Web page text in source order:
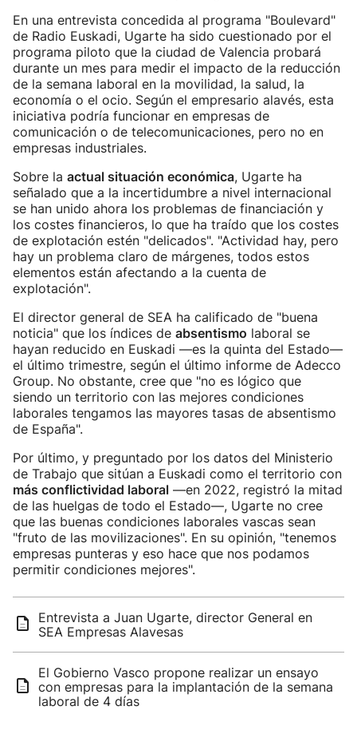
En una entrevista concedida al programa "Boulevard"
de Radio Euskadi, Ugarte ha sido cuestionado por el
programa piloto que la ciudad de Valencia probará
durante un mes para medir el impacto de la reducción
de la semana laboral en la movilidad, la salud, la
economía o el ocio. Según el empresario alavés, esta
iniciativa podría funcionar en empresas de
comunicación o de telecomunicaciones, pero no en
empresas industriales.
Sobre la actual situación económica, Ugarte ha
señalado que a la incertidumbre a nivel internacional
se han unido ahora los problemas de financiación y
los costes financieros, lo que ha traído que los costes
de explotación estén "delicados". "Actividad hay, pero
hay un problema claro de márgenes, todos estos
elementos están afectando a la cuenta de
explotación".
El director general de SEA ha calificado de "buena
noticia" que los índices de absentismo laboral se
hayan reducido en Euskadi —es la quinta del Estado—
el último trimestre, según el último informe de Adecco
Group. No obstante, cree que "no es lógico que
siendo un territorio con las mejores condiciones
laborales tengamos las mayores tasas de absentismo
de España".
Por último, y preguntado por los datos del Ministerio
de Trabajo que sitúan a Euskadi como el territorio con
más conflictividad laboral —en 2022, registró la mitad
de las huelgas de todo el Estado—, Ugarte no cree
que las buenas condiciones laborales vascas sean
"fruto de las movilizaciones". En su opinión, "tenemos
empresas punteras y eso hace que nos podamos
permitir condiciones mejores".
Entrevista a Juan Ugarte, director General en
SEA Empresas Alavesas
El Gobierno Vasco propone realizar un ensayo
con empresas para la implantación de la semana
laboral de 4 días